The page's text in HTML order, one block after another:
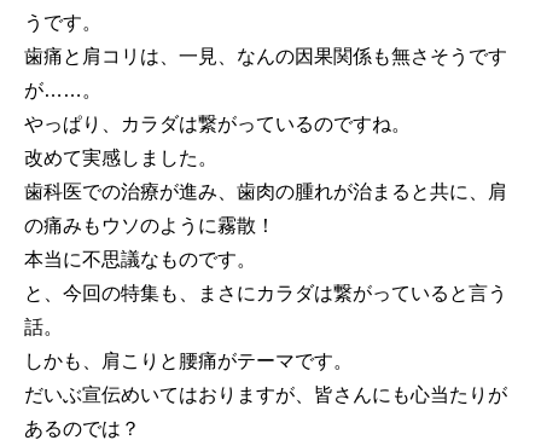
うです。
歯痛と肩コリは、一見、なんの因果関係も無さそうです
が……。
やっぱり、カラダは繋がっているのですね。
改めて実感しました。
歯科医での治療が進み、歯肉の腫れが治まると共に、肩
の痛みもウソのように霧散！
本当に不思議なものです。
と、今回の特集も、まさにカラダは繋がっていると言う
話。
しかも、肩こりと腰痛がテーマです。
だいぶ宣伝めいてはおりますが、皆さんにも心当たりが
あるのでは？